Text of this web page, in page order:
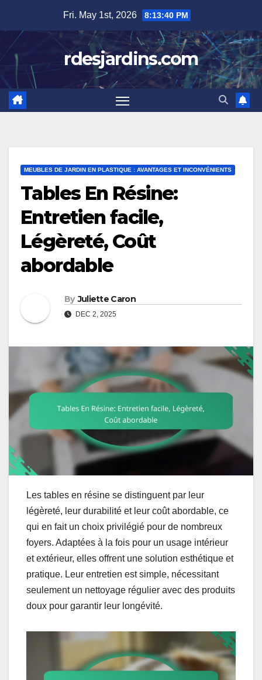
content
Fri. May 1st, 2026 8:13:42 PM
rdesjardins.com
MEUBLES DE JARDIN EN PLASTIQUE : AVANTAGES ET INCONVÉNIENTS
Tables En Résine:
Entretien facile,
Légèreté, Coût
abordable
By Juliette Caron
DEC 2, 2025
Les tables en résine se distinguent par leur
légèreté, leur durabilité et leur coût abordable, ce
qui en fait un choix privilégié pour de nombreux
foyers. Adaptées à la fois pour un usage intérieur
et extérieur, elles offrent une solution esthétique et
pratique. Leur entretien est simple, nécessitant
seulement un nettoyage régulier avec des produits
doux pour garantir leur longévité.